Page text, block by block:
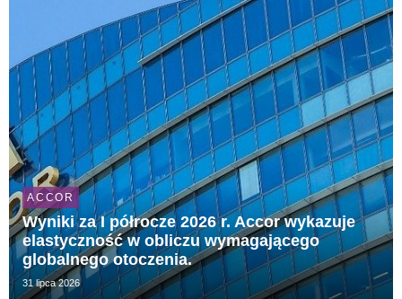
ACCOR
Wyniki za I półrocze 2026 r. Accor wykazuje
elastyczność w obliczu wymagającego
globalnego otoczenia.
31 lipca 2026